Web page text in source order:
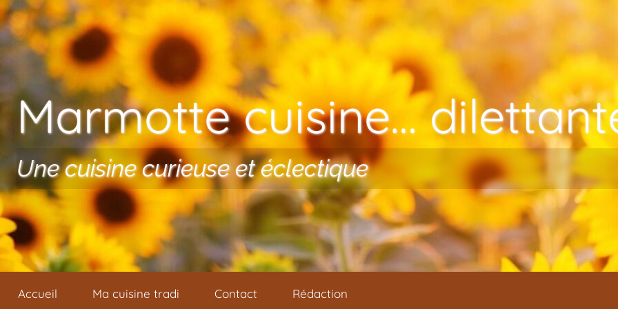
Aller au contenu
Marmotte cuisine…
Une cuisine curieuse et éclectique
Accueil Ma cuisine tradi Contact Rédaction